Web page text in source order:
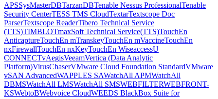
APSSysMasterDBTarzanDBTenable Nessus ProfessionalTenable
Security CenterTESS TMS CloudTextarTextscope Doc
ParserTextscope ReaderTibero Technical Service
(TTS)TIMBLOTmaxSoft Technical Service(TTS)TouchEn
AnticaptureTouchEn mTranskeyTouchEn mVaccineTouchEn
nxFirewallTouchEn nxKeyTouchEn WiseaccessU
CONNECTvAegisVeeamVertica (Data Analytic
Platform)VirusChaserVMware Cloud Foundation StandardVMware
vSAN AdvancedWAPPLES SAWatchAll APMWatchAll
DBMSWatchAll LMSWatchAll SMSWEBFILTERWEBFRONT-
KSWebtoBWebvoice CloudWEEDS BlackBox Suite for